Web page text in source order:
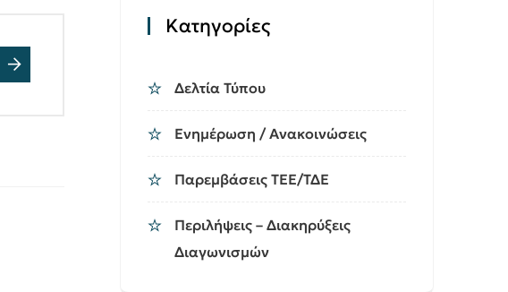
Kατηγορίες
Δελτία Τύπου
Ενημέρωση / Ανακοινώσεις
Παρεμβάσεις ΤΕΕ/ΤΔΕ
Περιλήψεις – Διακηρύξεις
Διαγωνισμών